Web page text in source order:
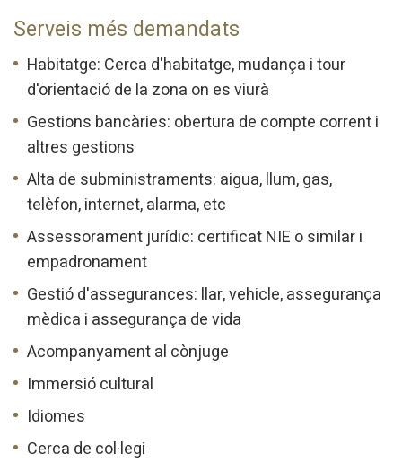
Serveis més demandats
Habitatge: Cerca d'habitatge, mudança i tour
d'orientació de la zona on es viurà
Gestions bancàries: obertura de compte corrent i
altres gestions
Alta de subministraments: aigua, llum, gas,
telèfon, internet, alarma, etc
Assessorament jurídic: certificat NIE o similar i
empadronament
Gestió d'assegurances: llar, vehicle, assegurança
mèdica i assegurança de vida
Acompanyament al cònjuge
Immersió cultural
Idiomes
Cerca de col·legi
prevent them from being installed on his hard drive,
although he must bear in mind that such action may cause
Analytics and personalization
They allow the monitoring and analysis of the behavior of
the users of this website. The information collected
through this type of cookies is used to measure the activity
order to introduce improvements based on the analysis of
the usage data made by the users of the service. They
allow us to save the user's preference information to
experience through recommended products.
Marketing and advertising
These cookies are used to store information about the
preferences and personal choices of the user through the
continuous observation of their browsing habits. Thanks to
them, we can know the browsing habits on the website and
display advertising related to the user's browsing profile.